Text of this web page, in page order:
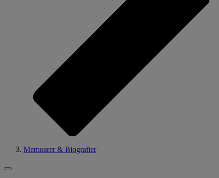
Memoarer & Biografier